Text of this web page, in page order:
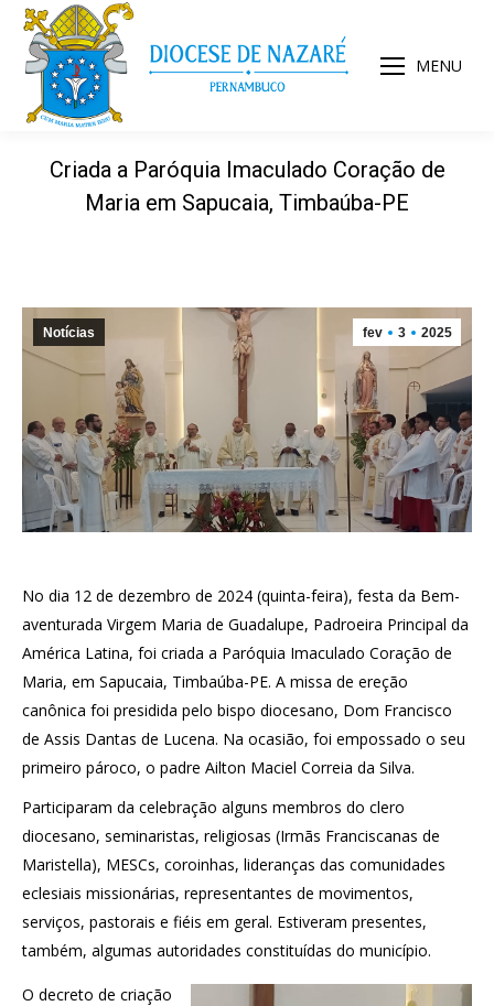
MENU
Criada a Paróquia Imaculado Coração de
Maria em Sapucaia, Timbaúba-PE
fev 3 2025
Notícias
No dia 12 de dezembro de 2024 (quinta-feira), festa da Bem-
aventurada Virgem Maria de Guadalupe, Padroeira Principal da
América Latina, foi criada a Paróquia Imaculado Coração de
Maria, em Sapucaia, Timbaúba-PE. A missa de ereção
canônica foi presidida pelo bispo diocesano, Dom Francisco
de Assis Dantas de Lucena. Na ocasião, foi empossado o seu
primeiro pároco, o padre Ailton Maciel Correia da Silva.
Participaram da celebração alguns membros do clero
diocesano, seminaristas, religiosas (Irmãs Franciscanas de
Maristella), MESCs, coroinhas, lideranças das comunidades
eclesiais missionárias, representantes de movimentos,
serviços, pastorais e fiéis em geral. Estiveram presentes,
também, algumas autoridades constituídas do município.
O decreto de criação